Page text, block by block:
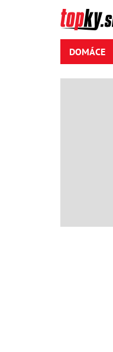
DOMÁCE